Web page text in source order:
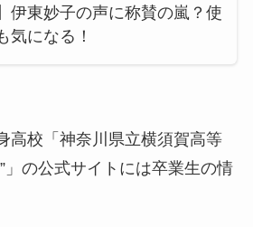
伊東妙子の声に称賛の嵐？使
気になる！
高校「神奈川県立横須賀高等
」の公式サイトには卒業生の情